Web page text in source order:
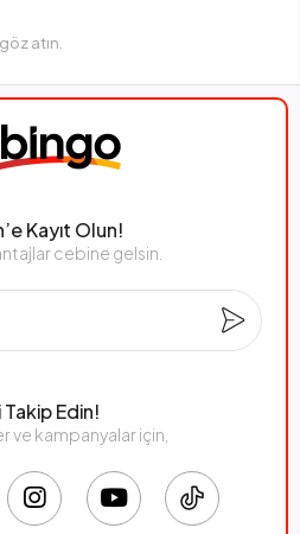
atın.
Kayıt Olun!
cebine gelsin.
Takip Edin!
ve kampanyalar için,